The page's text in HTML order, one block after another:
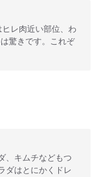
レ肉近い部位、わ
驚きです。これぞ
、キムチなどもつ
ダはとにかくドレ